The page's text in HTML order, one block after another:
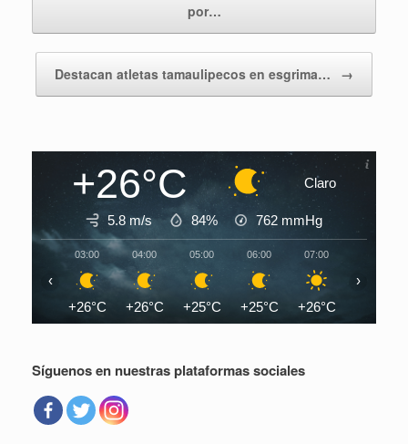
por…
Destacan atletas tamaulipecos en esgrima… →
+26°C Claro
5.8 m/s 84% 762 mmHg
03:00
+26°C
04:00
+26°C
05:00
+25°C
06:00
+25°C
07:00
+26°C
‹ ›
Síguenos en nuestras plataformas sociales